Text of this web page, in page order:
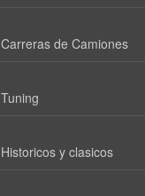
Carreras de Camiones
Tuning
Historicos y clasicos